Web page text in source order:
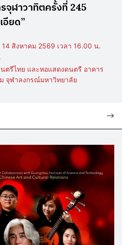
จุฬาวาทิตครั้งที่ 245
อียด”
สิงหาคม 2569 เวลา 16.00 น.
ตรีไทย และหอแสดงดนตรี อาคาร
จุฬาลงกรณ์มหาวิทยาลัย